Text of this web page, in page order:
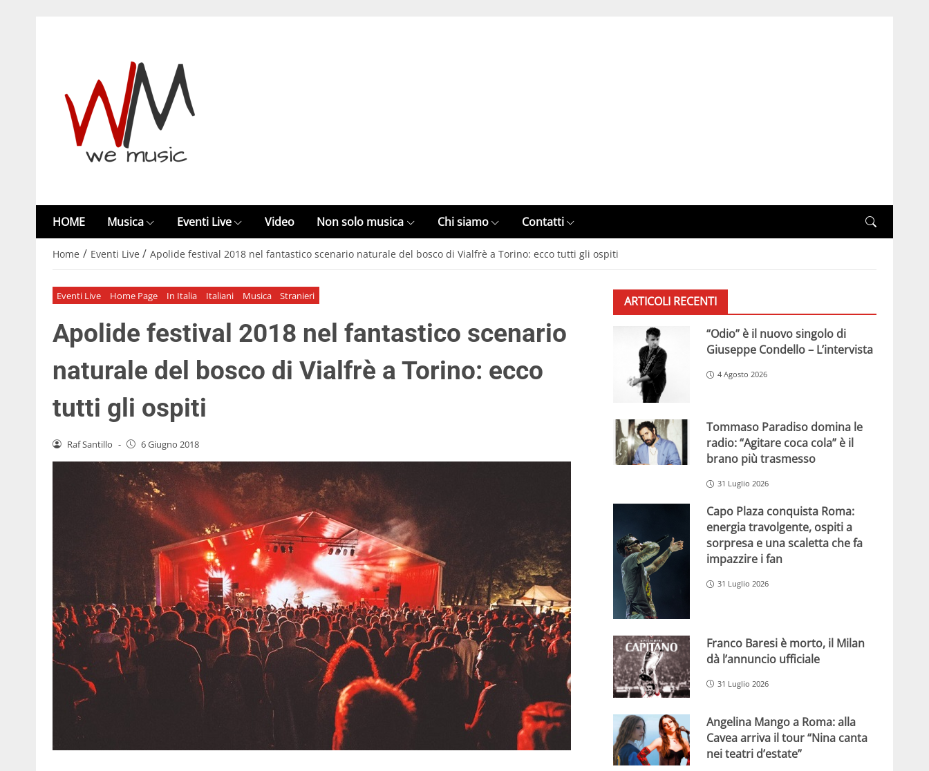
HOME Musica Eventi Live Video Non solo musica Chi siamo Contatti
Home / Eventi Live / Apolide festival 2018 nel fantastico scenario naturale del bosco di Vialfrè a Torino: ecco tutti gli ospiti
Eventi Live Home Page In Italia Italiani Musica Stranieri
Apolide festival 2018 nel fantastico scenario
naturale del bosco di Vialfrè a Torino: ecco
tutti gli ospiti
Raf Santillo - 6 Giugno 2018
ARTICOLI RECENTI
“Odio” è il nuovo singolo di
Giuseppe Condello – L’intervista
4 Agosto 2026
Tommaso Paradiso domina le
radio: “Agitare coca cola” è il
brano più trasmesso
31 Luglio 2026
Capo Plaza conquista Roma:
energia travolgente, ospiti a
sorpresa e una scaletta che fa
impazzire i fan
31 Luglio 2026
Franco Baresi è morto, il Milan
dà l’annuncio ufficiale
31 Luglio 2026
Angelina Mango a Roma: alla
Cavea arriva il tour “Nina canta
nei teatri d’estate”